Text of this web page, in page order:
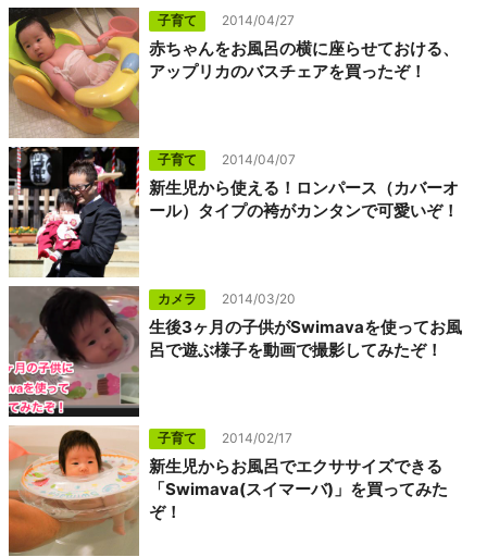
子育て 2014/04/27
赤ちゃんをお風呂の横に座らせておける、
アップリカのバスチェアを買ったぞ！
子育て 2014/04/07
新生児から使える！ロンパース（カバーオ
ール）タイプの袴がカンタンで可愛いぞ！
カメラ 2014/03/20
生後3ヶ月の子供がSwimavaを使ってお風
呂で遊ぶ様子を動画で撮影してみたぞ！
子育て 2014/02/17
新生児からお風呂でエクササイズできる
「Swimava(スイマーバ)」を買ってみた
ぞ！